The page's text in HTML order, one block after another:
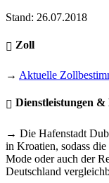
Stand: 26.07.2018
Zoll
→ Aktuelle
Dienstleistungen &
→ Die Hafenstadt
in Kroatien, sodass
Mode oder auch der
Deutschland